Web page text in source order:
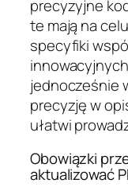
precyzyjne
te mają na
specyfiki
jednocześnie
precyzję w
ułatwi
Obowiązki
aktualizować